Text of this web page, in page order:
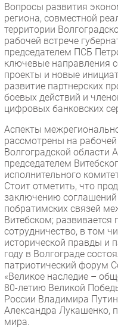
Вопросы развития
региона, совместной
территории
рабочей встрече
председателем ПСБ
ключевые направления
проекты и новые
развитие партнерских
боевых действий и
цифровых банковских
Аспекты
рассмотрены на рабочей
Волгоградской области
председателем
исполнительного
Стоит отметить, что
заключению
побратимских связей
Витебском; развивается
сотрудничество, в том
исторической правды и
году в Волгограде
патриотический форум
«Великое наследие –
80-летию Великой
России Владимира
Александра Лукашенко,
мира.